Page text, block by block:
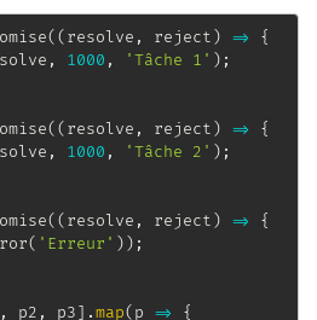
((resolve , reject) =>
{
, 1000 , 'Tâche 1' ) ;
((resolve , reject) =>
{
, 1000 , 'Tâche 2' ) ;
((resolve , reject) =>
{
( 'Erreur' )) ;
, p2 , p3] .map(p =>
{